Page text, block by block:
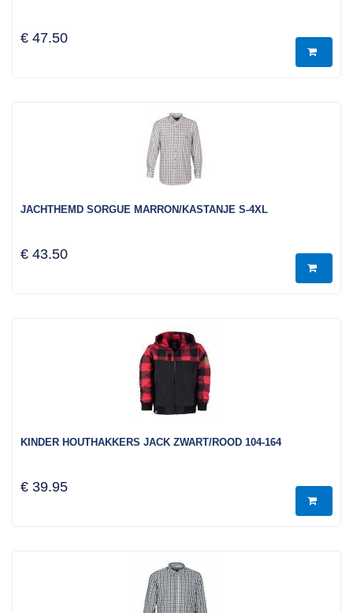
€ 47.50
JACHTHEMD SORGUE MARRON/KASTANJE S-4XL
€ 43.50
KINDER HOUTHAKKERS JACK ZWART/ROOD 104-164
€ 39.95